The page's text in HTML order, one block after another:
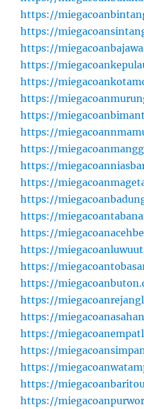
https://
https://
https://
https://
https://
https://
https://
https://
https://
https://
https://
https://
https://
https://
https://
https://
https://
https://
https://
https://
https://
https://
https://
https://